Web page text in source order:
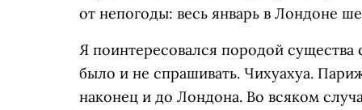
от непогоды: весь январь в Лондоне
Я поинтересовался породой
было и не спрашивать. Чихуахуа.
наконец и до Лондона. Во всяком